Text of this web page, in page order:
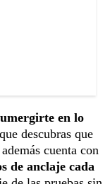
en lo
descubras que
cuenta con
de anclaje cada